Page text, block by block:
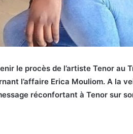
le procès de l’artiste Tenor au
l’affaire Erica Mouliom. A la
réconfortant à Tenor sur